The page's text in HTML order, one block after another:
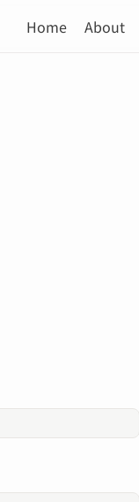
Home About